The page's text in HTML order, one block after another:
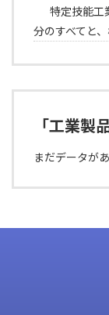
特定技能工
分のすべてと
「工業製
まだデータが